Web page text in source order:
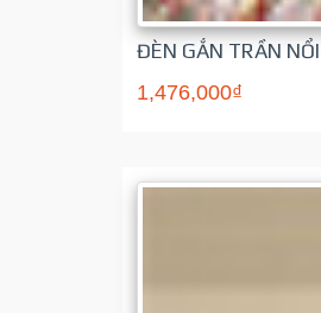
ĐÈN GẮN TRẦN
1,476,000₫